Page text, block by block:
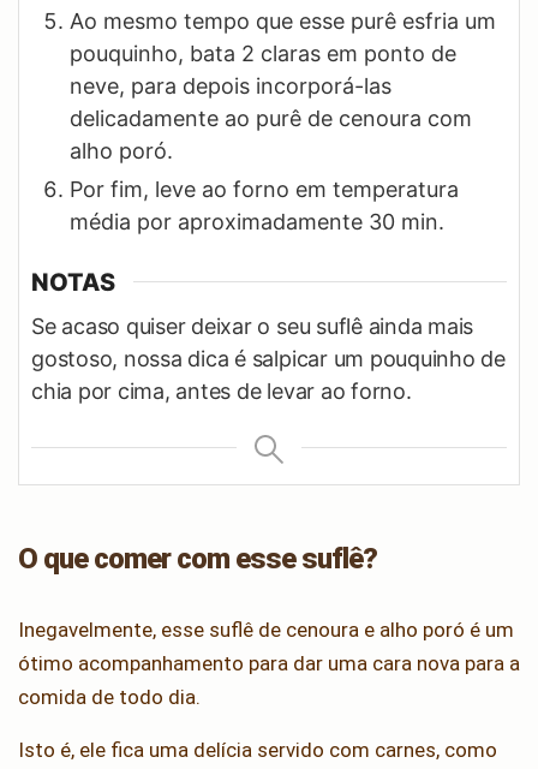
Ao mesmo tempo que esse purê esfria um
pouquinho, bata 2 claras em ponto de
neve, para depois incorporá-las
delicadamente ao purê de cenoura com
alho poró.
Por fim, leve ao forno em temperatura
média por aproximadamente 30 min.
NOTAS
Se acaso quiser deixar o seu suflê ainda mais
gostoso, nossa dica é salpicar um pouquinho de
chia por cima, antes de levar ao forno.
O que comer com esse suflê?
Inegavelmente, esse suflê de cenoura e alho poró é um
ótimo acompanhamento para dar uma cara nova para a
comida de todo dia.
Isto é, ele fica uma delícia servido com carnes, como